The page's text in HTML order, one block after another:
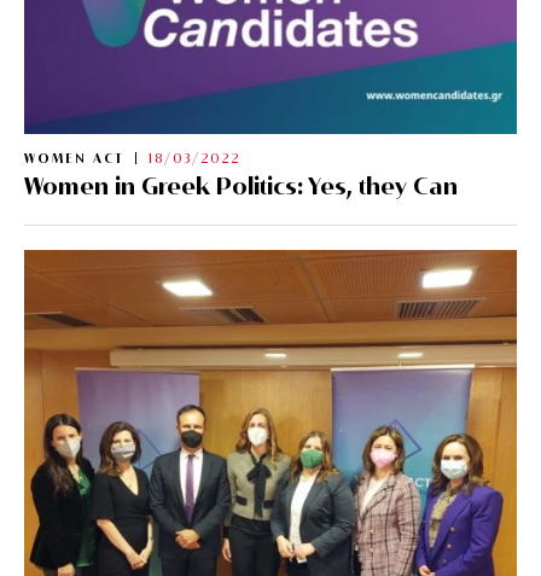
WOMEN ACT 18/03/2022
Women in Greek Politics: Yes, they Can